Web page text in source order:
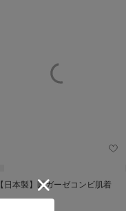
【日本製】匠ガーゼコンビ肌着